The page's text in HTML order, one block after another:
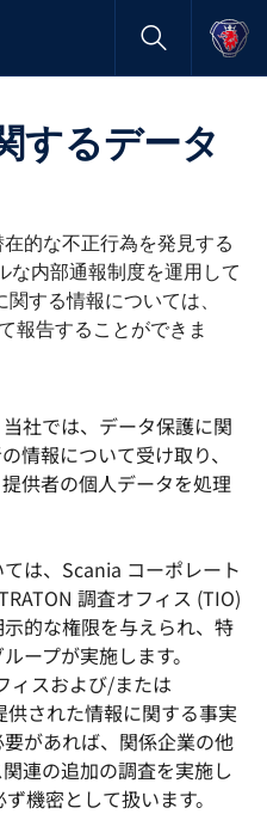
的な不正行為を発見する
な内部通報制度を運用して
する情報については、
報告することができま
社では、データ保護に関
情報について受け取り、
供者の個人データを処理
は、Scania コーポレート
調査オフィス (TIO)
的な権限を与えられ、特
ープが実施します。
ィスおよび/または
された情報に関する事実
があれば、関係企業の他
連の追加の調査を実施し
機密として扱います。